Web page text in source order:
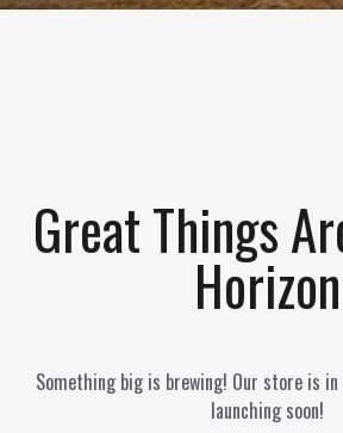
Great Things
Horizon
Something big is brewing! Our store is
launching soon!